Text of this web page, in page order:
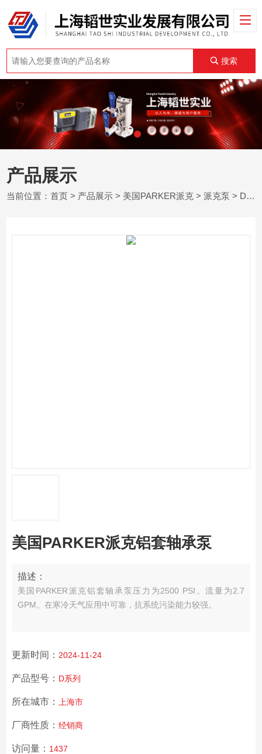
搜索
产品展示
当前位置：首页 > 产品展示 > 美国PARKER派克 >派克泵 > D系列美国PARKER派克铝套轴承泵
美国PARKER派克铝套轴承泵
描述：
美国PARKER派克铝套轴承泵压力为2500 PSI。流量为2.7
GPM。在寒冷天气应用中可靠，抗系统污染能力较强。
更新时间： 2024-11-24
产品型号： D系列
所在城市： 上海市
厂商性质： 经销商
访问量： 1437